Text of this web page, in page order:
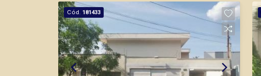
nos principais lançamentos da cidade
de Ribeirão Preto.
Cód. 181433